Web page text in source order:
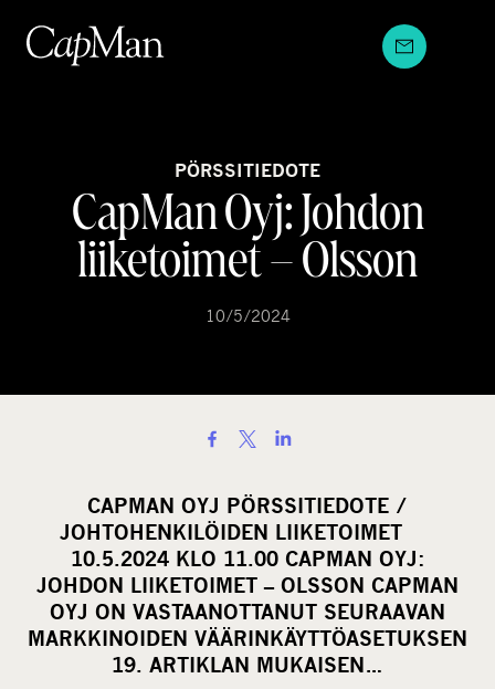
sisältöön
PÖRSSITIEDOTE
CapMan Oyj: Johdon
liiketoimet – Olsson
10/5/2024
a
r
e
o
n
s
o
CAPMAN OYJ PÖRSSITIEDOTE /
JOHTOHENKILÖIDEN LIIKETOIMET
10.5.2024 KLO 11.00 CAPMAN OYJ:
JOHDON LIIKETOIMET – OLSSON CAPMAN
OYJ ON VASTAANOTTANUT SEURAAVAN
MARKKINOIDEN VÄÄRINKÄYTTÖASETUKSEN
19. ARTIKLAN MUKAISEN…